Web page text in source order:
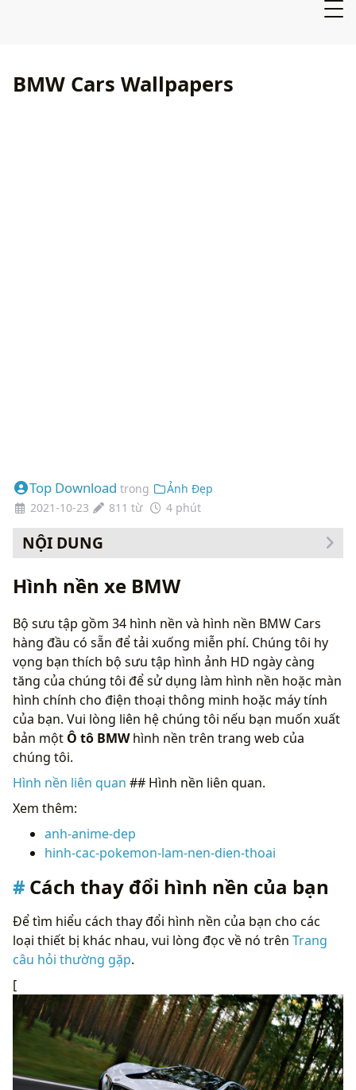
BMW Cars Wallpapers
Top Download trong
Ảnh Đẹp
2021-10-23
811 từ 4 phút
NỘI DUNG
Hình nền xe BMW
Bộ sưu tập gồm 34 hình nền và hình nền BMW Cars
hàng đầu có sẵn để tải xuống miễn phí. Chúng tôi hy
vọng bạn thích bộ sưu tập hình ảnh HD ngày càng
tăng của chúng tôi để sử dụng làm hình nền hoặc màn
hình chính cho điện thoại thông minh hoặc máy tính
của bạn. Vui lòng liên hệ chúng tôi nếu bạn muốn xuất
bản một Ô tô BMWhình nền trên trang web của
chúng tôi.
Hình nền liên quan ## Hình nền liên quan.
Xem thêm:
anh-anime-dep
hinh-cac-pokemon-lam-nen-dien-thoai
Cách thay đổi hình nền của bạn
Để tìm hiểu cách thay đổi hình nền của bạn cho các
loại thiết bị khác nhau, vui lòng đọc về nó trên Trang
câu hỏi thường gặp.
[